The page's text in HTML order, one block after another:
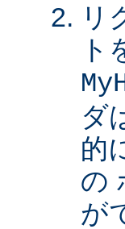
リ
ト
ダ
的
の
が